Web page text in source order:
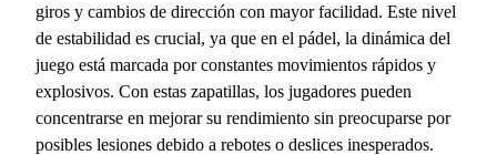
giros y cambios de dirección con mayor facilidad. Este nivel
de estabilidad es crucial, ya que en el pádel, la dinámica del
juego está marcada por constantes movimientos rápidos y
explosivos. Con estas zapatillas, los jugadores pueden
concentrarse en mejorar su rendimiento sin preocuparse por
posibles lesiones debido a rebotes o deslices inesperados.